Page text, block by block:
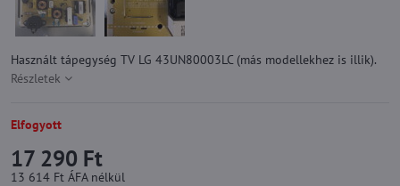
Használt tápegység TV LG 43UN80003LC (más modellekhez is illik).
Részletek
Elfogyott
17 290 Ft
13 614 Ft ÁFA nélkül